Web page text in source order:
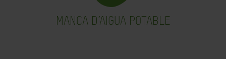
MANCA D’AIGUA POTABLE